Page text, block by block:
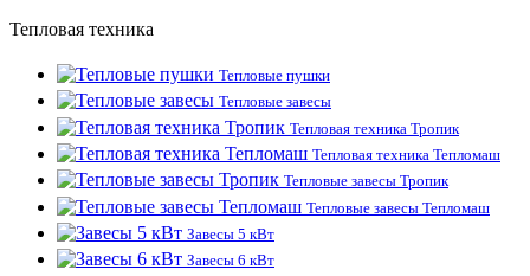
Тепловая техника
Тепловые пушки
Тепловые завесы
Тепловая техника Тропик
Тепловая техника Тепломаш
Тепловые завесы Тропик
Тепловые завесы Тепломаш
Завесы 5 кВт
Завесы 6 кВт